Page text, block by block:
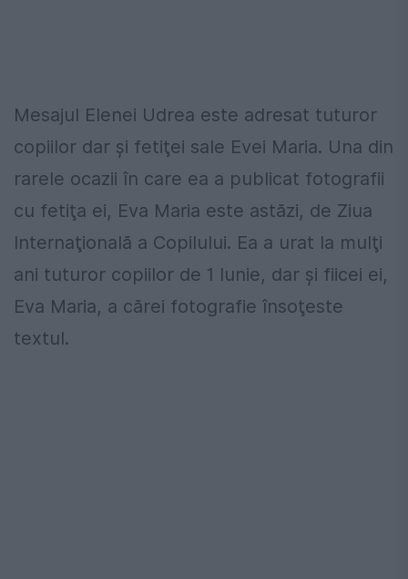
Mesajul Elenei Udrea este adresat tuturor
copiilor dar şi fetiţei sale Evei Maria. Una din
rarele ocazii în care ea a publicat fotografii
cu fetiţa ei, Eva Maria este astăzi, de Ziua
Internaţională a Copilului. Ea a urat la mulţi
ani tuturor copiilor de 1 Iunie, dar şi fiicei ei,
Eva Maria, a cărei fotografie însoţeste
textul.